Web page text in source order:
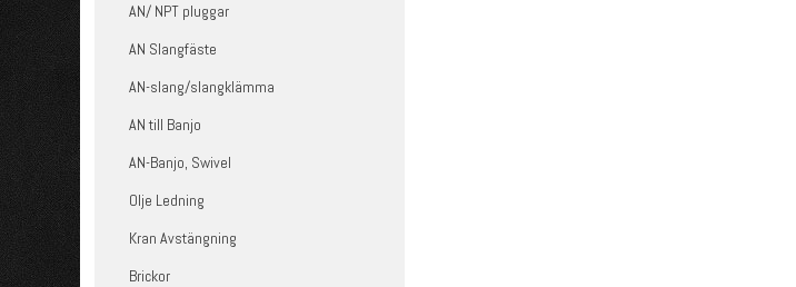
AN/ NPT pluggar
AN Slangfäste
AN-slang/slangklämma
AN till Banjo
AN-Banjo, Swivel
Olje Ledning
Kran Avstängning
Brickor